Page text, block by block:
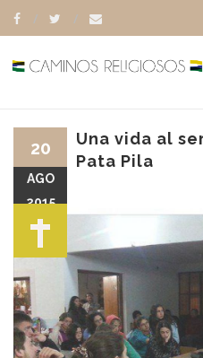
Una vida al
Pata Pila
20
AGO
2015